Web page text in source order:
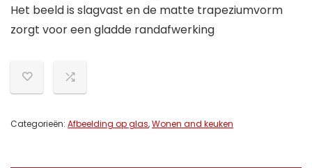
Het beeld is slagvast en de matte trapeziumvorm
zorgt voor een gladde randafwerking
Categorieën: Afbeelding op glas,Wonen and keuken